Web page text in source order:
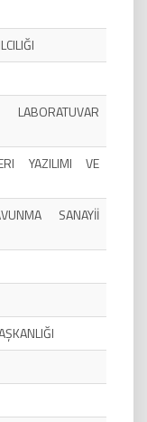
YAZILIMI VE
SANAYİİ